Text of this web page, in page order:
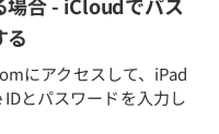
る
にアクセスして、iPad
とパスワードを入力し